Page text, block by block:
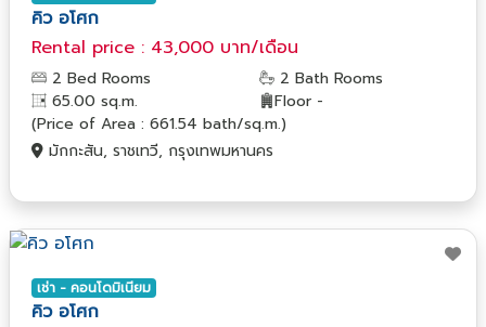
คิว อโศก
Rental price : 43,000 บาท/เดือน
2 Bed Rooms
2 Bath Rooms
65.00 sq.m.
Floor -
(Price of Area : 661.54 bath/sq.m.)
มักกะสัน, ราชเทวี, กรุงเทพมหานคร
เช่า - คอนโดมิเนียม
คิว อโศก